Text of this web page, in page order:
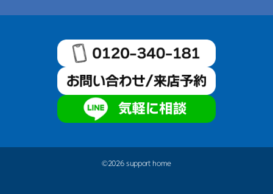
©2026 support home